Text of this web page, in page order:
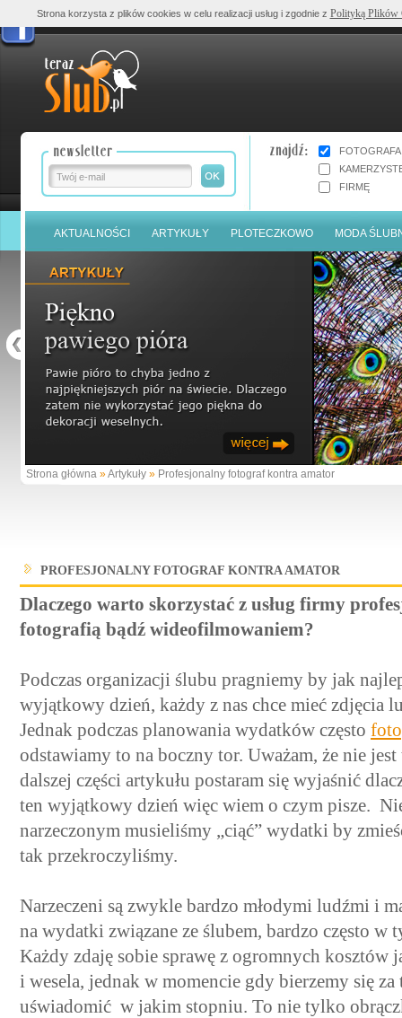
FOTOGRAFA
FIRMĘ
AKTUALNOŚCI ARTYKUŁY PLOTECZKOWO MODA
Strona główna »Artykuły » Profesjonalny fotograf kontra amator
PROFESJONALNY FOTOGRAF KONTRA AMATOR
Dlaczego warto skorzystać z usług firmy
fotografią bądź wideofilmowaniem?
Podczas organizacji ślubu pragniemy by jak
wyjątkowy dzień, każdy z nas chce mieć zdjęcia
Jednak podczas planowania wydatków często
odstawiamy to na boczny tor. Uważam, że nie
dalszej części artykułu postaram się wyjaśnić
ten wyjątkowy dzień więc wiem o czym pisze.
narzeczonym musieliśmy „ciąć” wydatki by
tak przekroczyliśmy.
Narzeczeni są zwykle bardzo młodymi ludźmi i
na wydatki związane ze ślubem, bardzo często w
Każdy zdaję sobie sprawę z ogromnych kosztów
i wesela, jednak w momencie gdy bierzemy się
uświadomić w jakim stopniu. To nie tylko
Strona korzysta z plików cookies w celu realizacji usług i zgodnie z Polityką Plików